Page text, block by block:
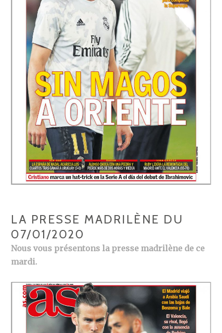
LA PRESSE MADRILÈNE DU
07/01/2020
Nous vous présentons la presse madrilène de ce
mardi.